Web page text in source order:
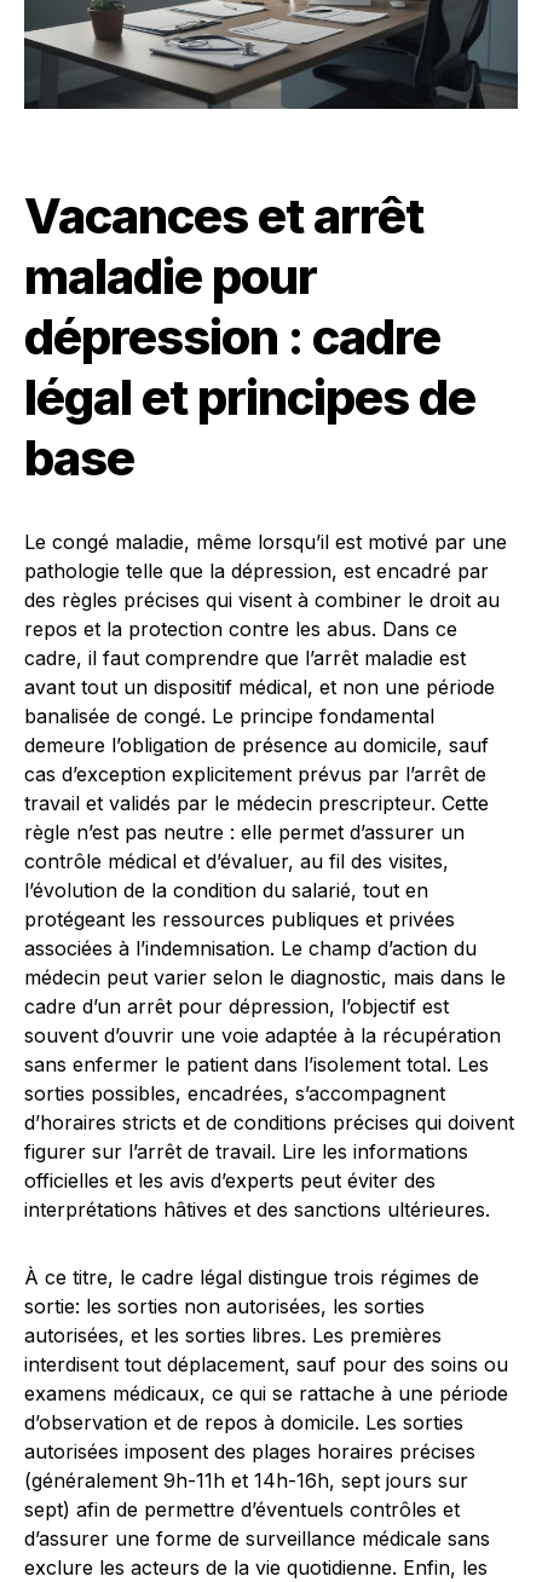
Vacances et arrêt
maladie pour
dépression : cadre
légal et principes de
base
Le congé maladie, même lorsqu’il est motivé par une
pathologie telle que la dépression, est encadré par
des règles précises qui visent à combiner le droit au
repos et la protection contre les abus. Dans ce
cadre, il faut comprendre que l’arrêt maladie est
avant tout un dispositif médical, et non une période
banalisée de congé. Le principe fondamental
demeure l’obligation de présence au domicile, sauf
cas d’exception explicitement prévus par l’arrêt de
travail et validés par le médecin prescripteur. Cette
règle n’est pas neutre : elle permet d’assurer un
contrôle médical et d’évaluer, au fil des visites,
l’évolution de la condition du salarié, tout en
protégeant les ressources publiques et privées
associées à l’indemnisation. Le champ d’action du
médecin peut varier selon le diagnostic, mais dans le
cadre d’un arrêt pour dépression, l’objectif est
souvent d’ouvrir une voie adaptée à la récupération
sans enfermer le patient dans l’isolement total. Les
sorties possibles, encadrées, s’accompagnent
d’horaires stricts et de conditions précises qui doivent
figurer sur l’arrêt de travail. Lire les informations
officielles et les avis d’experts peut éviter des
interprétations hâtives et des sanctions ultérieures.
À ce titre, le cadre légal distingue trois régimes de
sortie: les sorties non autorisées, les sorties
autorisées, et les sorties libres. Les premières
interdisent tout déplacement, sauf pour des soins ou
examens médicaux, ce qui se rattache à une période
d’observation et de repos à domicile. Les sorties
autorisées imposent des plages horaires précises
(généralement 9h-11h et 14h-16h, sept jours sur
sept) afin de permettre d’éventuels contrôles et
d’assurer une forme de surveillance médicale sans
exclure les acteurs de la vie quotidienne. Enfin, les